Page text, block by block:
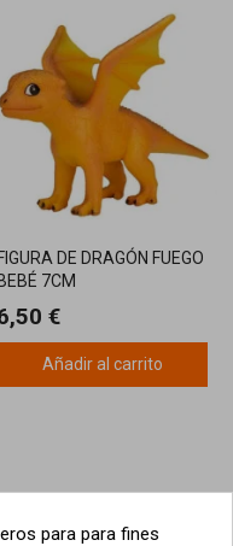
FIGURA DE DRAGÓN FUEGO
BEBÉ 7CM
€
Añadir al carrito
para para fines